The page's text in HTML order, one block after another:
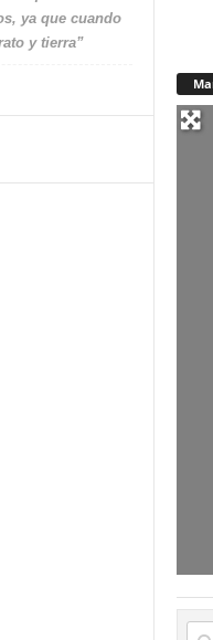
ya que cuando
y tierra”